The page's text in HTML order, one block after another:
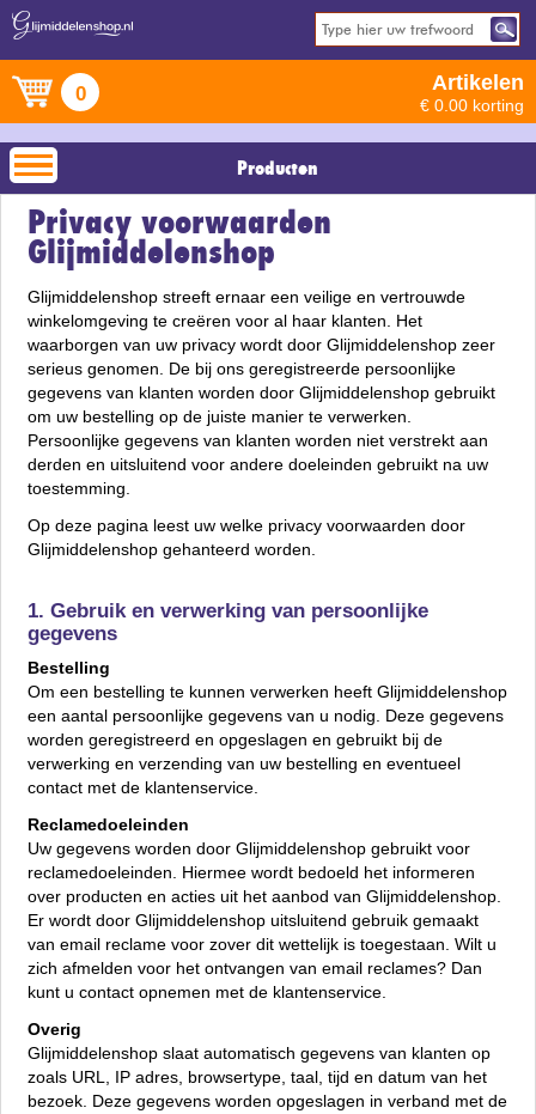
0 Artikelen
€ 0.00 korting
Producten
Privacy voorwaarden
Glijmiddelenshop
Glijmiddelenshop streeft ernaar een veilige en vertrouwde
winkelomgeving te creëren voor al haar klanten. Het
waarborgen van uw privacy wordt door Glijmiddelenshop zeer
serieus genomen. De bij ons geregistreerde persoonlijke
gegevens van klanten worden door Glijmiddelenshop gebruikt
om uw bestelling op de juiste manier te verwerken.
Persoonlijke gegevens van klanten worden niet verstrekt aan
derden en uitsluitend voor andere doeleinden gebruikt na uw
toestemming.
Op deze pagina leest uw welke privacy voorwaarden door
Glijmiddelenshop gehanteerd worden.
1. Gebruik en verwerking van persoonlijke
gegevens
Bestelling
Om een bestelling te kunnen verwerken heeft Glijmiddelenshop
een aantal persoonlijke gegevens van u nodig. Deze gegevens
worden geregistreerd en opgeslagen en gebruikt bij de
verwerking en verzending van uw bestelling en eventueel
contact met de klantenservice.
Reclamedoeleinden
Uw gegevens worden door Glijmiddelenshop gebruikt voor
reclamedoeleinden. Hiermee wordt bedoeld het informeren
over producten en acties uit het aanbod van Glijmiddelenshop.
Er wordt door Glijmiddelenshop uitsluitend gebruik gemaakt
van email reclame voor zover dit wettelijk is toegestaan. Wilt u
zich afmelden voor het ontvangen van email reclames? Dan
kunt u contact opnemen met de klantenservice.
Overig
Glijmiddelenshop slaat automatisch gegevens van klanten op
zoals URL, IP adres, browsertype, taal, tijd en datum van het
bezoek. Deze gegevens worden opgeslagen in verband met de